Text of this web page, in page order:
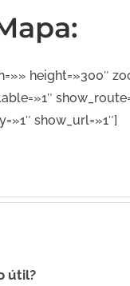
height=»300″
show_url=»1″]
útil?